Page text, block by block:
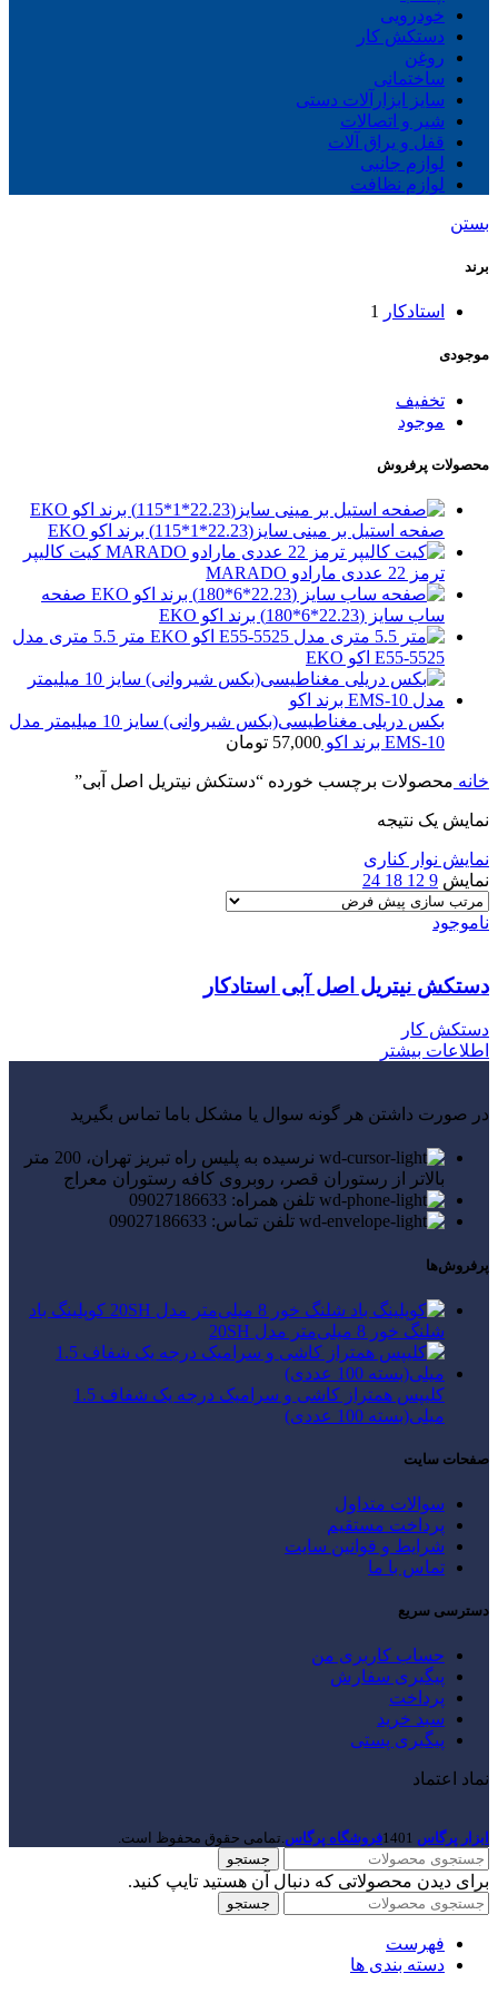
خودرویی
دستکش کار
روغن
ساختمانی
سایز ابزارآلات دستی
شیر و اتصالات
قفل و یراق آلات
لوازم جانبی
لوازم نظافت
بستن
برند
استادکار 1
موجودی
تخفیف
موجود
محصولات پرفروش
صفحه استیل بر مینی سایز(22.23*1*115) برند اکو EKO
کیت کالیپر
ترمز 22 عددی مارادو MARADO
صفحه
ساب سایز (22.23*6*180) برند اکو EKO
متر 5.5 متری مدل
E55-5525 اکو EKO
بکس دریلی مغناطیسی(بکس شیروانی) سایز 10 میلیمتر مدل
EMS-10 برند اکو
57,000 تومان
خانه محصولات برچسب خورده “دستکش نیتریل اصل آبی”
نمایش یک نتیجه
نمایش نوار کناری
نمایش 9
12
18
24
ناموجود
دستکش نیتریل اصل آبی استادکار
دستکش کار
اطلاعات بیشتر
در صورت داشتن هر گونه سوال یا مشکل باما تماس بگیرید
نرسیده به پلیس راه تبریز تهران، 200 متر
بالاتر از رستوران قصر، روبروی کافه رستوران معراج
تلفن همراه: 09027186633
تلفن تماس: 09027186633
پرفروش‌ها
کوپلینگ باد
شلنگ خور 8 میلی‌متر مدل 20SH
کلیپس همتراز کاشی و سرامیک درجه یک شفاف 1.5
میلی(بسته 100 عددی)
صفحات سایت
سوالات متداول
پرداخت مستقیم
شرایط و قوانین سایت
تماس با ما
دسترسی سریع
حساب کاربری من
پیگیری سفارش
پرداخت
سبد خرید
پیگیری پستی
نماد اعتماد
ابزار پرگاس 1401فروشگاه پرگاس.تمامی حقوق محفوظ است.
جستجو
برای دیدن محصولاتی که دنبال آن هستید تایپ کنید.
جستجو
فهرست
دسته بندی ها